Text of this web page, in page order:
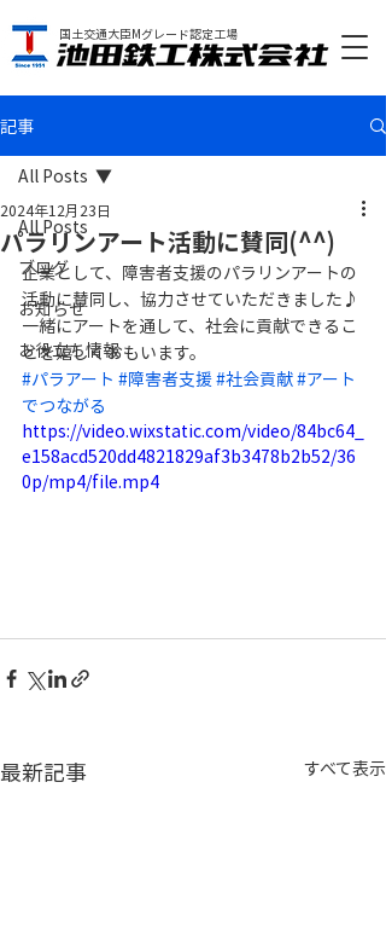
国土交通大臣Mグレード認定工場
記事
All Posts
ブログ
お知らせ
お役立ち情報
All Posts
パラリンアート活動に賛同(^^)
2024年12月23日
企業として、障害者支援のパラリンアートの
活動に賛同し、協力させていただきました♪
一緒にアートを通して、社会に貢献できるこ
とを嬉しくおもいます。
#パラアート #障害者支援#社会貢献#アート
でつながる
https://video.wixstatic.com/video/84bc64_
e158acd520dd4821829af3b3478b2b52/36
0p/mp4/file.mp4
最新記事 すべて表示